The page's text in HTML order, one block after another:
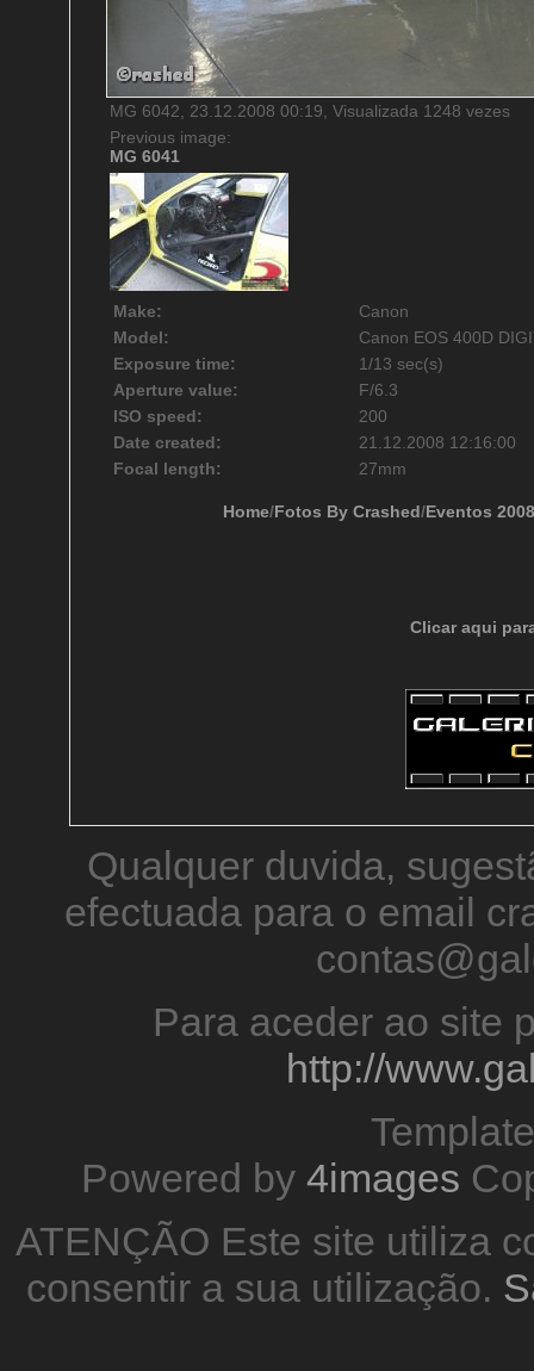
MG 6042, 23.12.2008 00:19, Visualizada 1248 vezes
Previous image:
MG 6041
Make:
Canon
Model:
Canon EOS 400D
Exposure time:
1/13 sec(s)
Aperture value:
F/6.3
ISO speed:
200
Date created:
21.12.2008 12:16:00
Focal length:
27mm
Home/Fotos By Crashed/Eventos 2008
Clicar aqui
Qualquer duvida,
efectuada para o email
Para aceder ao site
http://
Powered by 4images
ATENÇÃO Este site utiliza
consentir a sua utilização.